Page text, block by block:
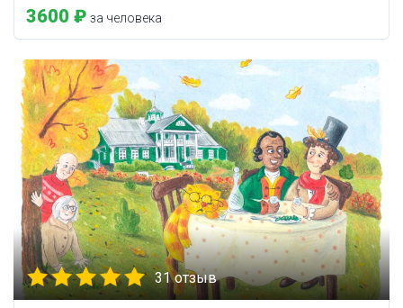
3600 ₽ за человека
31 отзыв